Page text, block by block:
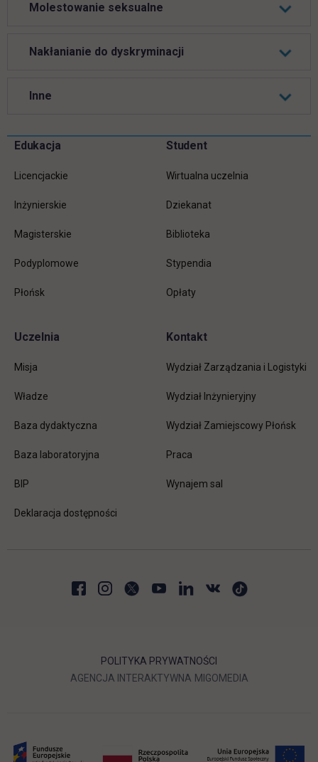
Molestowanie seksualne
Nakłanianie do dyskryminacji
Inne
Pomiń
Informacje w stopce
Edukacja
Licencjackie
Inżynierskie
Magisterskie
Podyplomowe
Płońsk
Student
Wirtualna uczelnia
Dziekanat
Biblioteka
Stypendia
Opłaty
Uczelnia
Misja
Władze
Baza dydaktyczna
Baza laboratoryjna
BIP
Deklaracja dostępności
Kontakt
Wydział Zarządzania i Logistyki
Wydział Inżynieryjny
Wydział Zamiejscowy Płońsk
Praca
Wynajem sal
POLITYKA PRYWATNOŚCI
AGENCJA INTERAKTYWNA LINK OTWIERA SIĘ W
MIGOMEDIA